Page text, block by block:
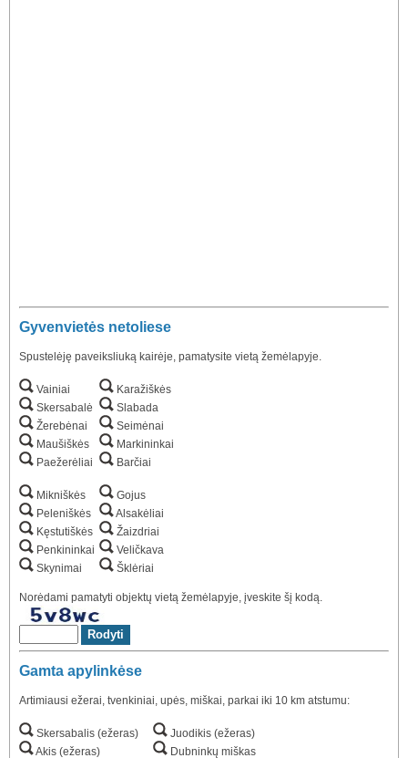
Gyvenvietės netoliese
Spustelėję paveiksliuką kairėje, pamatysite vietą žemėlapyje.
Vainiai
Skersabalė
Žerebėnai
Maušiškės
Paežerėliai
Mikniškės
Peleniškės
Kęstutiškės
Penkininkai
Skynimai
Karažiškės
Slabada
Seimėnai
Markininkai
Barčiai
Gojus
Alsakėliai
Žaizdriai
Veličkava
Šklėriai
Norėdami pamatyti objektų vietą žemėlapyje, įveskite šį kodą.
Gamta apylinkėse
Artimiausi ežerai, tvenkiniai, upės, miškai, parkai iki 10 km atstumu:
Skersabalis (ežeras)
Akis (ežeras)
Juodikis (ežeras)
Dubninkų miškas